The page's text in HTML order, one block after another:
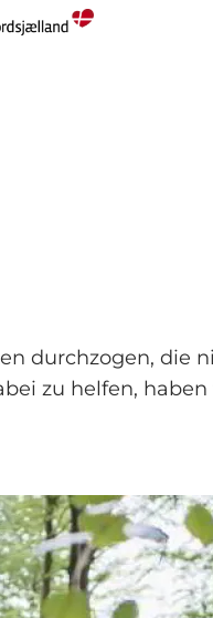
durchzogen, die
zu helfen,